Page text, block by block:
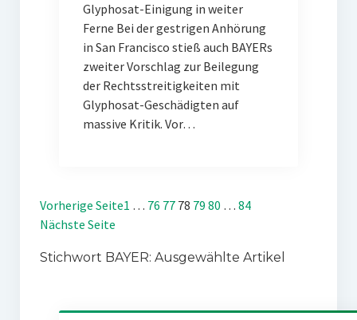
Glyphosat-Einigung in weiter
Ferne Bei der gestrigen Anhörung
in San Francisco stieß auch BAYERs
zweiter Vorschlag zur Beilegung
der Rechtsstreitigkeiten mit
Glyphosat-Geschädigten auf
massive Kritik. Vor…
Vorherige Seite1 … 76 77 78 79 80 … 84
Nächste Seite
Stichwort BAYER: Ausgewählte Artikel